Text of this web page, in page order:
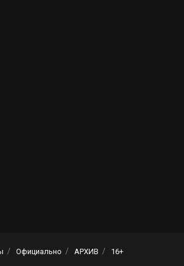
Официально АРХИВ 16+